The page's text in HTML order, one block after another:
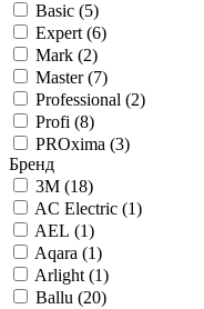
Basic (5)
Expert (6)
Mark (2)
Master (7)
Professional (2)
Profi (8)
PROxima (3)
Бренд
3М (18)
AC Electric (1)
AEL (1)
Aqara (1)
Arlight (1)
Ballu (20)